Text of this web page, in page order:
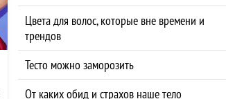
Цвета для волос, которые вне времени и
трендов
Тесто можно заморозить
От каких обид и страхов наше тело